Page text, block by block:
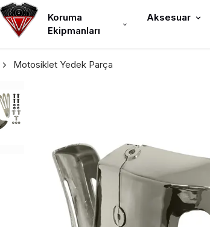
Koruma
Ekipmanları
Aksesuar
Motosiklet Yedek Parça